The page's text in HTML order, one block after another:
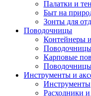
Палатки и
Быт на
Зонты для
Поводочницы
Контейнеры
Карповые
Инструменты и
Инструменты
Расходники и